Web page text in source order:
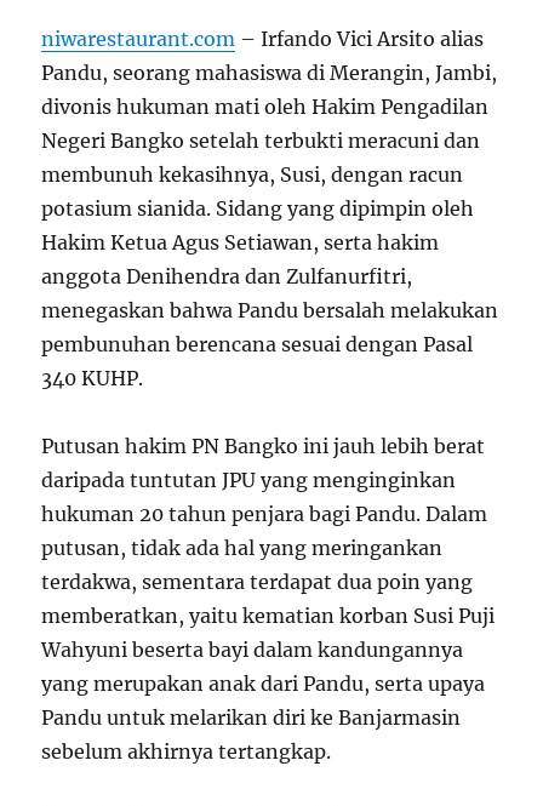
niwarestaurant.com – Irfando Vici Arsito alias
Pandu, seorang mahasiswa di Merangin, Jambi,
divonis hukuman mati oleh Hakim Pengadilan
Negeri Bangko setelah terbukti meracuni dan
membunuh kekasihnya, Susi, dengan racun
potasium sianida. Sidang yang dipimpin oleh
Hakim Ketua Agus Setiawan, serta hakim
anggota Denihendra dan Zulfanurfitri,
menegaskan bahwa Pandu bersalah melakukan
pembunuhan berencana sesuai dengan Pasal
340 KUHP.
Putusan hakim PN Bangko ini jauh lebih berat
daripada tuntutan JPU yang menginginkan
hukuman 20 tahun penjara bagi Pandu. Dalam
putusan, tidak ada hal yang meringankan
terdakwa, sementara terdapat dua poin yang
memberatkan, yaitu kematian korban Susi Puji
Wahyuni beserta bayi dalam kandungannya
yang merupakan anak dari Pandu, serta upaya
Pandu untuk melarikan diri ke Banjarmasin
sebelum akhirnya tertangkap.